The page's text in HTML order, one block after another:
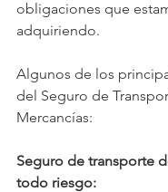
obligaciones que
adquiriendo.
Algunos de los
del Seguro de
Mercancías:
Seguro de transporte
todo riesgo: